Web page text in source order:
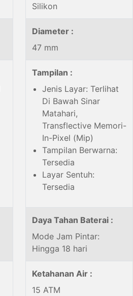
Silikon
Diameter :
47 mm
Tampilan :
Jenis Layar: Terlihat
Di Bawah Sinar
Matahari,
Transflective Memori-
In-Pixel (Mip)
Tampilan Berwarna:
Tersedia
Layar Sentuh:
Tersedia
Daya Tahan Baterai :
Mode Jam Pintar:
Hingga 18 hari
Ketahanan Air :
15 ATM